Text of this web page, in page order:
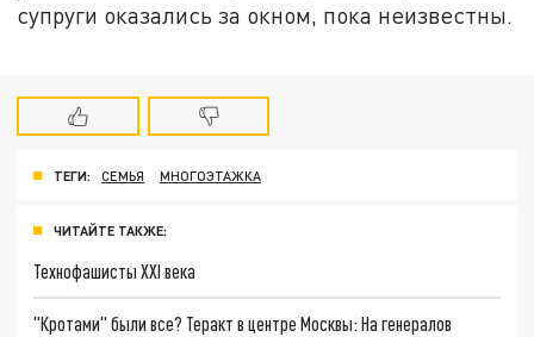
супруги оказались за окном, пока неизвестны.
ТЕГИ: СЕМЬЯ МНОГОЭТАЖКА
ЧИТАЙТЕ ТАКЖЕ:
Технофашисты XXI века
"Кротами" были все? Теракт в центре Москвы: На генералов